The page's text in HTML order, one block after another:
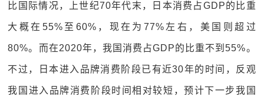
比国际情况，上世纪70年代末，日本消费占GDP的比重
大概在55%至60%，现在为77%左右，美国则超过
80%。而在2020年，我国消费占GDP的比重不到55%。
不过，日本进入品牌消费阶段已有近30年的时间，反观
我国进入品牌消费阶段时间相对较短，预计下一步我国